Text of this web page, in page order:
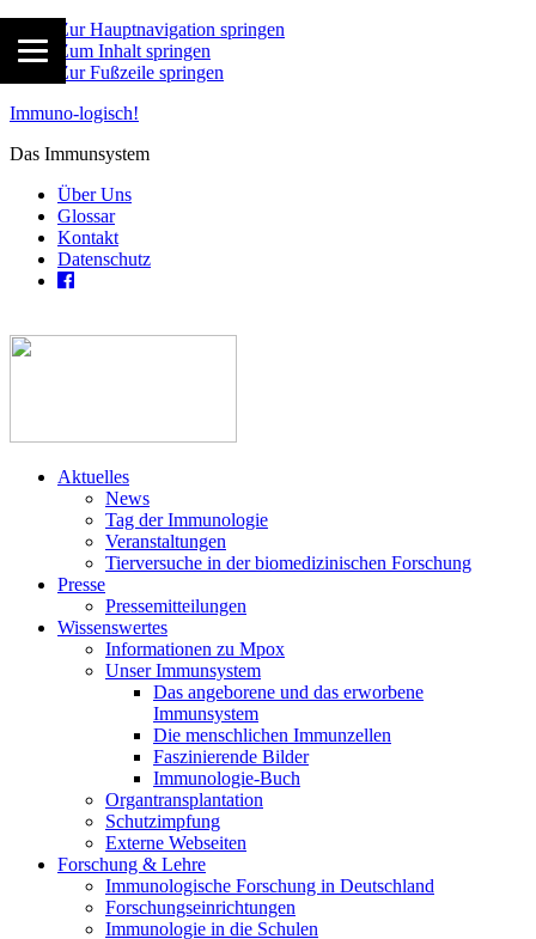
Zur Hauptnavigation springen
Zum Inhalt springen
Zur Fußzeile springen
Immuno-logisch!
Das Immunsystem
Über Uns
Glossar
Kontakt
Datenschutz
Aktuelles
News
Tag der Immunologie
Veranstaltungen
Tierversuche in der biomedizinischen Forschung
Presse
Pressemitteilungen
Wissenswertes
Informationen zu Mpox
Unser Immunsystem
Das angeborene und das erworbene
Immunsystem
Die menschlichen Immunzellen
Faszinierende Bilder
Immunologie-Buch
Organtransplantation
Schutzimpfung
Externe Webseiten
Forschung & Lehre
Immunologische Forschung in Deutschland
Forschungseinrichtungen
Immunologie in die Schulen